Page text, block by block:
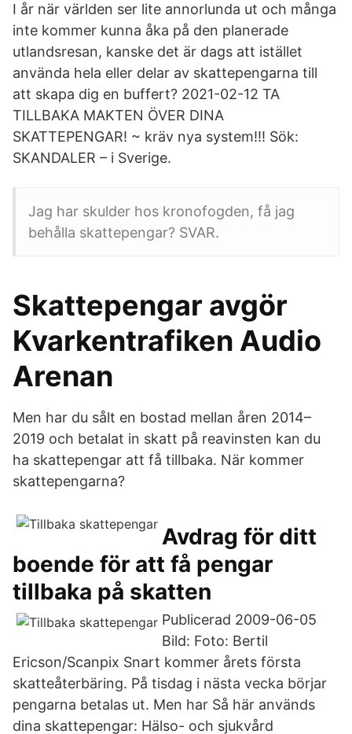
I år när världen ser lite annorlunda ut och många
inte kommer kunna åka på den planerade
utlandsresan, kanske det är dags att istället
använda hela eller delar av skattepengarna till
att skapa dig en buffert? 2021-02-12 TA
TILLBAKA MAKTEN ÖVER DINA
SKATTEPENGAR! ~ kräv nya system!!! Sök:
SKANDALER – i Sverige.
Jag har skulder hos kronofogden, få jag
behålla skattepengar? SVAR.
Skattepengar avgör
Kvarkentrafiken Audio
Arenan
Men har du sålt en bostad mellan åren 2014–
2019 och betalat in skatt på reavinsten kan du
ha skattepengar att få tillbaka. När kommer
skattepengarna?
Avdrag för ditt
boende för att få pengar
tillbaka på skatten
Publicerad 2009-06-05
Bild: Foto: Bertil
Ericson/Scanpix Snart kommer årets första
skatteåterbäring. På tisdag i nästa vecka börjar
pengarna betalas ut. Men har Så här används
dina skattepengar: Hälso- och sjukvård